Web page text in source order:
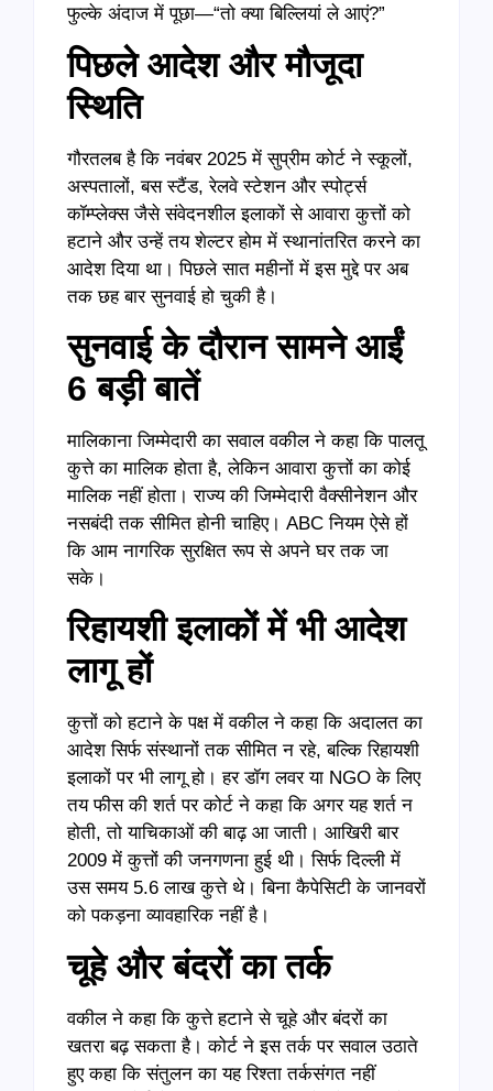
फुल्के अंदाज में पूछा—“तो क्या बिल्लियां ले आएं?”
पिछले आदेश और मौजूदा
स्थिति
गौरतलब है कि नवंबर 2025 में सुप्रीम कोर्ट ने स्कूलों,
अस्पतालों, बस स्टैंड, रेलवे स्टेशन और स्पोर्ट्स
कॉम्प्लेक्स जैसे संवेदनशील इलाकों से आवारा कुत्तों को
हटाने और उन्हें तय शेल्टर होम में स्थानांतरित करने का
आदेश दिया था। पिछले सात महीनों में इस मुद्दे पर अब
तक छह बार सुनवाई हो चुकी है।
सुनवाई के दौरान सामने आईं
6 बड़ी बातें
मालिकाना जिम्मेदारी का सवाल वकील ने कहा कि पालतू
कुत्ते का मालिक होता है, लेकिन आवारा कुत्तों का कोई
मालिक नहीं होता। राज्य की जिम्मेदारी वैक्सीनेशन और
नसबंदी तक सीमित होनी चाहिए। ABC नियम ऐसे हों
कि आम नागरिक सुरक्षित रूप से अपने घर तक जा
सके।
रिहायशी इलाकों में भी आदेश
लागू हों
कुत्तों को हटाने के पक्ष में वकील ने कहा कि अदालत का
आदेश सिर्फ संस्थानों तक सीमित न रहे, बल्कि रिहायशी
इलाकों पर भी लागू हो। हर डॉग लवर या NGO के लिए
तय फीस की शर्त पर कोर्ट ने कहा कि अगर यह शर्त न
होती, तो याचिकाओं की बाढ़ आ जाती। आखिरी बार
2009 में कुत्तों की जनगणना हुई थी। सिर्फ दिल्ली में
उस समय 5.6 लाख कुत्ते थे। बिना कैपेसिटी के जानवरों
को पकड़ना व्यावहारिक नहीं है।
चूहे और बंदरों का तर्क
वकील ने कहा कि कुत्ते हटाने से चूहे और बंदरों का
खतरा बढ़ सकता है। कोर्ट ने इस तर्क पर सवाल उठाते
हुए कहा कि संतुलन का यह रिश्ता तर्कसंगत नहीं